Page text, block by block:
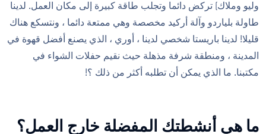
وليو وملاك) تركض دائما وتجلب طاقة كبيرة إلى مكان العمل. لدينا
طاولة بلياردو وآلة أركيد مخصصة وهي ممتعة دائما ، ونتسكع هناك
قليلا! لدينا باريستا شخصي لدينا ، أوري ، الذي يصنع أفضل قهوة في
المدينة ، ومنطقة شرفة مذهلة حيث نقيم حفلات الشواء في
مكتبنا. ما الذي يمكن أن تطلبه أكثر من ذلك ؟!
ما هي أنشطتك المفضلة خارج العمل؟